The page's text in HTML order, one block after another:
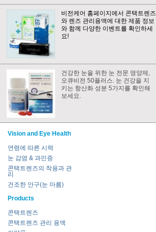
비전케어 홈페이지에서 콘택트렌즈
와 렌즈 관리용액에 대한 제품 정보
와 함께 다양한 이벤트를 확인하세
요!
건강한 눈을 위한 눈 전문 영양제,
오큐비전 50플러스. 눈 건강을 지
키는 항산화 성분 5가지를 확인해
보세요.
Vision and Eye Health
연령에 따른 시력
눈 감염 & 과민증
콘택트렌즈의 착용과 관
리
건조한 안구(눈 마름)
Products
콘택트렌즈
콘택트렌즈 관리 용액